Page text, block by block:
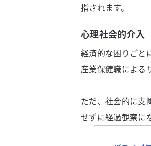
指されます。
心理社会的介入
経済的な困りごと
産業保健職による
ただ、社会的に支
せずに経過観察に